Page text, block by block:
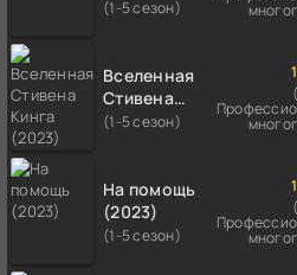
(1-5 сезон)
Вселенная
Стивена
Кинга
(1-5 сезон)
На помощь
(2023)
(1-5 сезон)